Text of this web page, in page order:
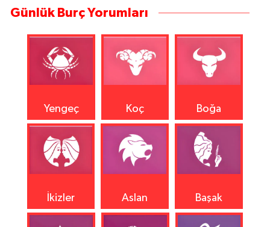
Günlük Burç Yorumları
Yengeç Koç Boğa
İkizler Aslan Başak